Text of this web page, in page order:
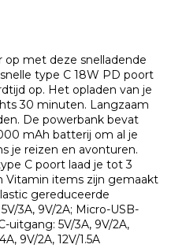
op met deze snelladende
type C 18W PD poort
op. Het opladen van je
30 minuten. Langzaam
De powerbank bevat
mAh batterij om al je
je reizen en avonturen.
C poort laad je tot 3
Vitamin items zijn gemaakt
gereduceerde
3A, 9V/2A; Micro-USB-
uitgang: 5V/3A, 9V/2A,
9V/2A, 12V/1.5A